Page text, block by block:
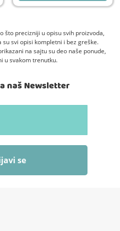
što precizniji u opisu svih proizvoda,
svi opisi kompletni i bez greške.
na sajtu su deo naše ponude,
u svakom trenutku.
naš Newsletter
se